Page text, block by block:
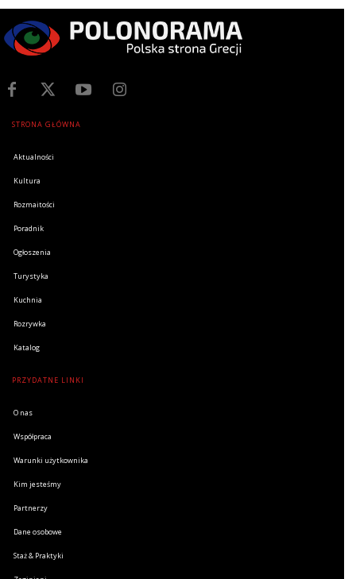
STRONA GŁÓWNA
Aktualności
Kultura
Rozmaitości
Poradnik
Ogłoszenia
Turystyka
Kuchnia
Rozrywka
Katalog
PRZYDATNE LINKI
O nas
Współpraca
Warunki użytkownika
Kim jesteśmy
Partnerzy
Dane osobowe
Staż & Praktyki